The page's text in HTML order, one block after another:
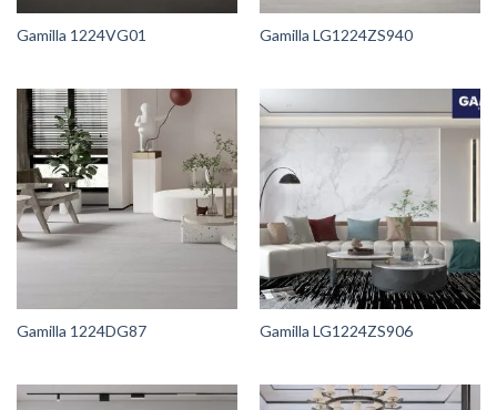
Gamilla 1224VG01 Gamilla LG1224ZS940
Gamilla 1224DG87 Gamilla LG1224ZS906